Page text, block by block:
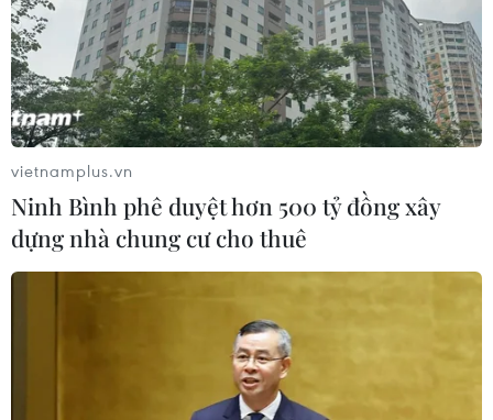
vietnamplus.vn
Ninh Bình phê duyệt hơn 500 tỷ đồng xây
dựng nhà chung cư cho thuê